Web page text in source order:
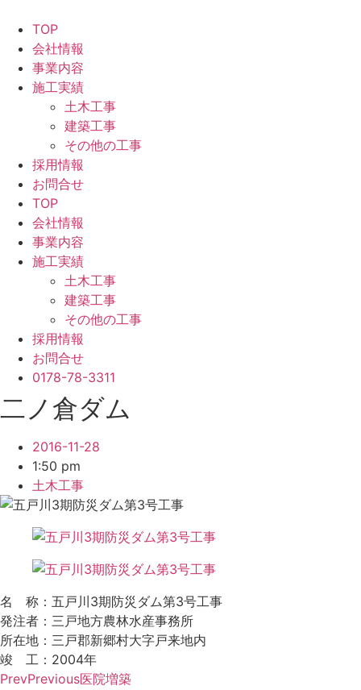
TOP
会社情報
事業内容
施工実績
土木工事
建築工事
その他の工事
採用情報
お問合せ
TOP
会社情報
事業内容
施工実績
土木工事
建築工事
その他の工事
採用情報
お問合せ
0178-78-3311
二ノ倉ダム
2016-11-28
1:50 pm
土木工事
名 称：五戸川3期防災ダム第3号工事
発注者：三戸地方農林水産事務所
所在地：三戸郡新郷村大字戸来地内
竣 工：2004年
PrevPrevious医院増築